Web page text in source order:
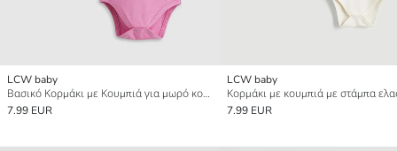
LCW baby
Βασικό Κορμάκι με Κουμπιά για μωρό κορίτσι 2 Πακέτο
7.99 EUR
LCW baby
7.99 EUR